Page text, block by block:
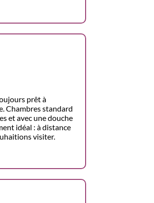
prêt à
Chambres standard
et avec une douche
idéal : à distance
visiter.